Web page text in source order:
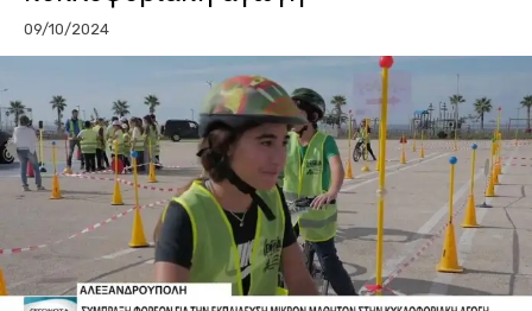
09/10/2024